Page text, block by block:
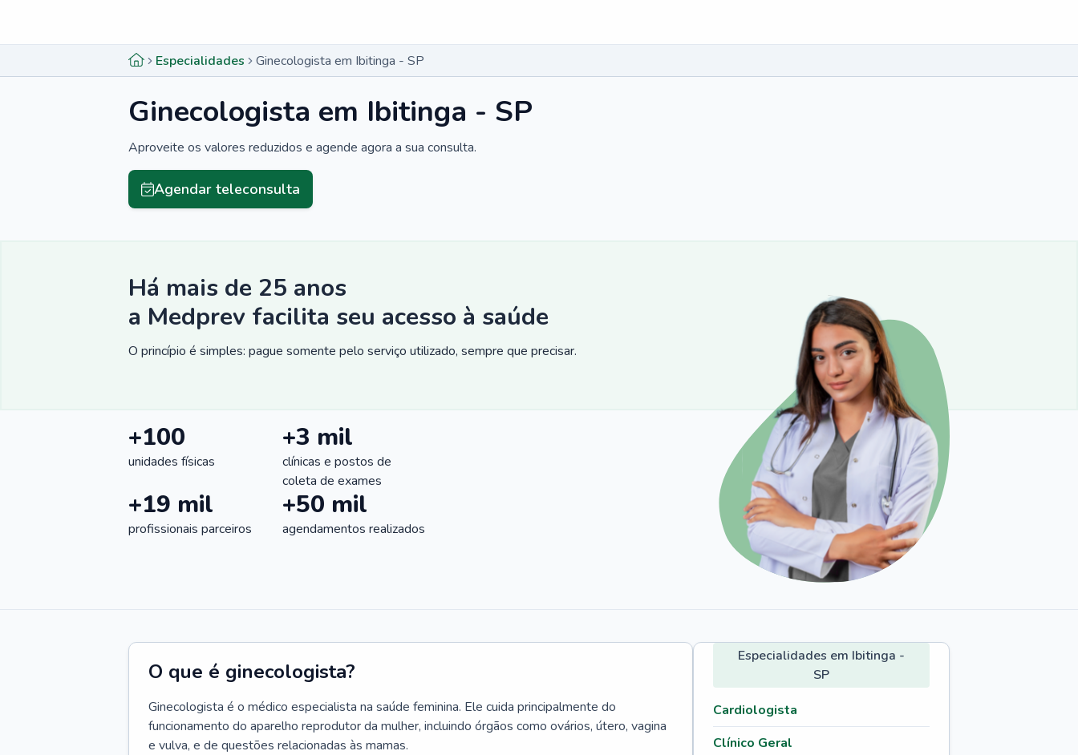
Especialidades Ginecologista em Ibitinga - SP
Ginecologista em Ibitinga - SP
Aproveite os valores reduzidos e agende agora a sua consulta.
Agendar teleconsulta
Há mais de 25 anos
a Medprev facilita seu acesso à saúde
O princípio é simples: pague somente pelo serviço utilizado, sempre que precisar.
+100
unidades físicas
+3 mil
clínicas e postos de
coleta de exames
+19 mil
profissionais parceiros
+50 mil
agendamentos realizados
O que é ginecologista?
Ginecologista é o médico especialista na saúde feminina. Ele cuida principalmente do
funcionamento do aparelho reprodutor da mulher, incluindo órgãos como ovários, útero, vagina
e vulva, e de questões relacionadas às mamas.
Especialidades em Ibitinga -
SP
Cardiologista
Clínico Geral